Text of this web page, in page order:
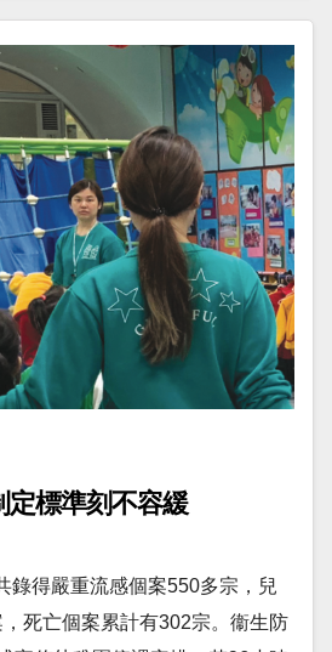
定標準刻不容緩
錄得嚴重流感個案550多宗，兒
死亡個案累計有302宗。衞生防